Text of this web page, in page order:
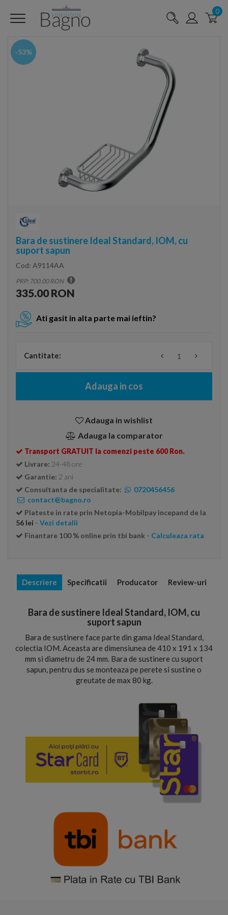
0
-53%
Bara de sustinere Ideal Standard, IOM, cu
suport sapun
Cod: A9114AA
PRP: 700.00 RON
335.00 RON
Ati gasit in alta parte mai ieftin?
Cantitate:
Adauga in cos
Adauga in wishlist
Adauga la comparator
Transport GRATUIT la comenzi peste 600 Ron.
Livrare: 24-48 ore
Garantie: 2 ani
Consultanta de specialitate:
0720456456
contact@bagno.ro
Plateste in rate prin Netopia-Mobilpay incepand de la
56 lei - Vezi detalii
Finantare 100 % online prin tbi bank - Calculeaza rata
Descriere Specificatii Producator Review-uri
Bara de sustinere Ideal Standard, IOM, cu
suport sapun
Bara de sustinere face parte din gama Ideal Standard,
colectia IOM. Aceasta are dimensiunea de 410 x 191 x 134
mm si diametru de 24 mm. Bara de sustinere cu suport
sapun, pentru dus se monteaza pe perete si sustine o
greutate de max 80 kg.